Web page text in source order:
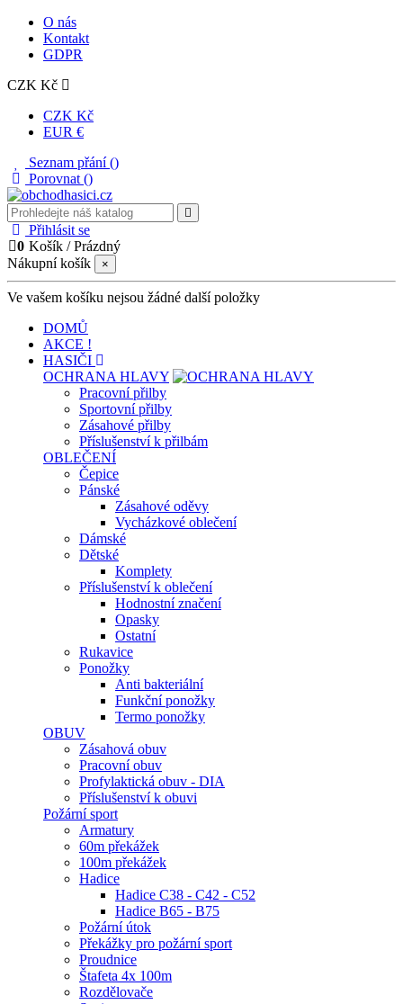
O nás
Kontakt
GDPR
CZK Kč
CZK Kč
EUR €
Seznam přání ()
Porovnat ()
Přihlásit se
0 Košík /Prázdný
Nákupní košík
×
Ve vašem košíku nejsou žádné další položky
DOMŮ
AKCE !
HASIČI
OCHRANA HLAVY
Pracovní přilby
Sportovní přilby
Zásahové přilby
Příslušenství k přilbám
OBLEČENÍ
Čepice
Pánské
Zásahové oděvy
Vycházkové oblečení
Dámské
Dětské
Komplety
Příslušenství k oblečení
Hodnostní značení
Opasky
Ostatní
Rukavice
Ponožky
Anti bakteriální
Funkční ponožky
Termo ponožky
OBUV
Zásahová obuv
Pracovní obuv
Profylaktická obuv - DIA
Příslušenství k obuvi
Požární sport
Armatury
60m překážek
100m překážek
Hadice
Hadice C38 - C42 - C52
Hadice B65 - B75
Požární útok
Překážky pro požární sport
Proudnice
Štafeta 4x 100m
Rozdělovače